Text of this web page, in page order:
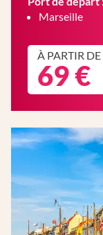
Marseille
À PARTIR DE
69 €